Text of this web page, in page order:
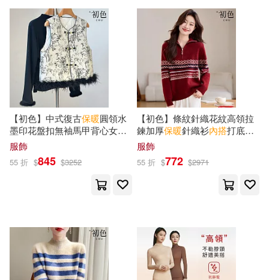
可海外宅配(41)
可港澳店取(25)
可新加坡店取(25)
可菲律賓店取(25)
其他 (可複選)
價格
範圍
【初色】中式復古保暖圓領水
墨印花盤扣無袖馬甲背心女背
心-白色-18588(M-2XL可選) M
白色
服飾
55 折 $845 $3252
【初色】條紋針織花紋高領拉
鍊加厚保暖針織衫內搭打底毛
衣上衣女上衣-紅色-17508(F可
選) F 紅色
服飾
55 折 $772 $2971